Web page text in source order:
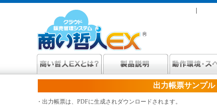
出力帳票サンプル
・出力帳票は、PDFに生成されダウンロードされます。